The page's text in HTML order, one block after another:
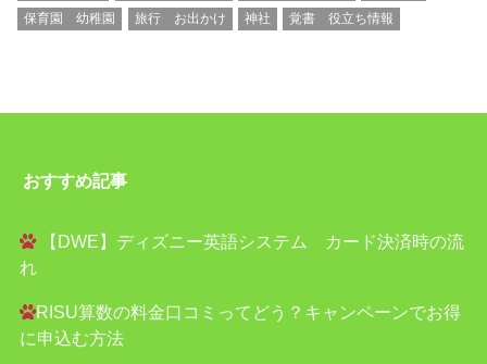
保育園 幼稚園
旅行 お出かけ 神社 覚書 役立ち情報
おすすめ記事
【DWE】ディズニー英語システム カード決済時の流
れ
RISU算数の料金口コミってどう？キャンペーンでお得
に申込む方法